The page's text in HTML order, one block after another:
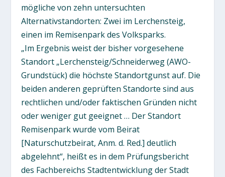
mögliche von zehn untersuchten
Alternativstandorten: Zwei im Lerchensteig,
einen im Remisenpark des Volksparks.
„Im Ergebnis weist der bisher vorgesehene
Standort „Lerchensteig/Schneiderweg (AWO-
Grundstück) die höchste Standortgunst auf. Die
beiden anderen geprüften Standorte sind aus
rechtlichen und/oder faktischen Gründen nicht
oder weniger gut geeignet … Der Standort
Remisenpark wurde vom Beirat
[Naturschutzbeirat, Anm. d. Red.] deutlich
abgelehnt“, heißt es in dem Prüfungsbericht
des Fachbereichs Stadtentwicklung der Stadt